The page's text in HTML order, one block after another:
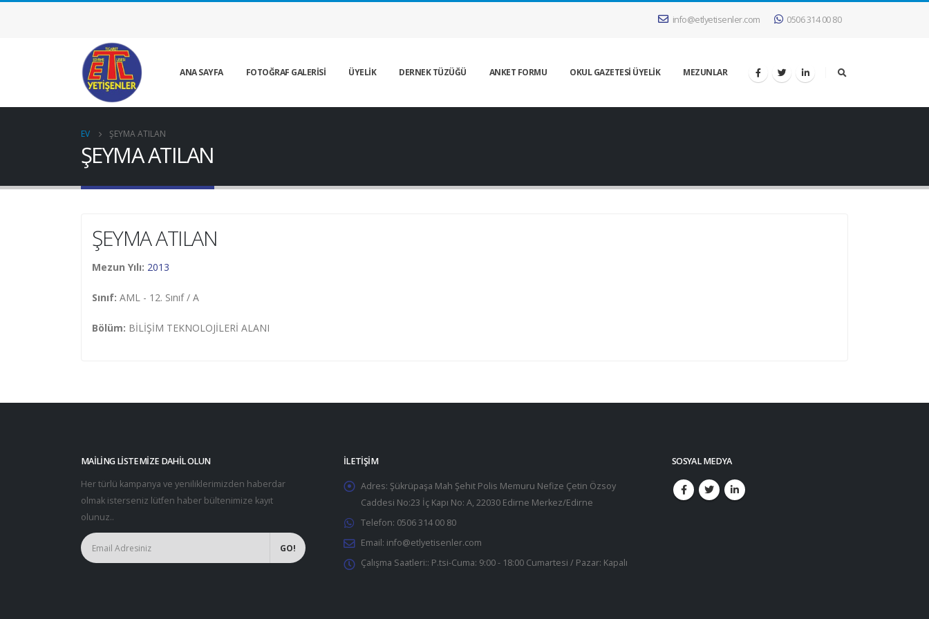
info@etlyetisenler.com 0506 314 00 80
ANA SAYFA FOTOĞRAF GALERİSİ ÜYELİK DERNEK TÜZÜĞÜ ANKET FORMU OKUL GAZETESİ ÜYELİK MEZUNLAR
EV ŞEYMA ATILAN
ŞEYMA ATILAN
ŞEYMA ATILAN
Mezun Yılı: 2013
Sınıf: AML - 12. Sınıf / A
Bölüm: BİLİŞİM TEKNOLOJİLERİ ALANI
MAILING LISTEMIZE DAHIL OLUN
Her türlü kampanya ve yeniliklerimizden haberdar
olmak isterseniz lütfen haber bültenimize kayıt
olunuz..
İLETIŞIM
Adres: Şükrüpaşa Mah Şehit Polis Memuru Nefize Çetin Özsoy
Caddesi No:23 İç Kapı No: A, 22030 Edirne Merkez/Edirne
Telefon: 0506 314 00 80
Email: info@etlyetisenler.com
Çalışma Saatleri:: P.tsi-Cuma: 9:00 - 18:00 Cumartesi / Pazar: Kapalı
SOSYAL MEDYA